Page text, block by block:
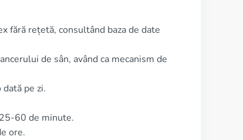
fără rețetă, consultând baza de date
de sân, având ca mecanism de
pe zi.
60 de minute.
ore.